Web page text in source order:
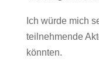
Ich würde mich
teilnehmende
könnten.